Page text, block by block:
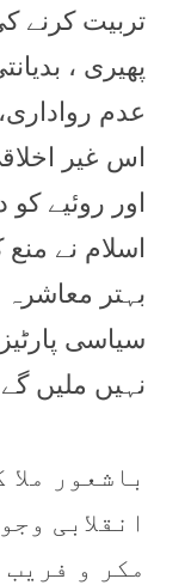
تربیت کرنے
پھیری ،
عدم
اس غیر
اور روئیے
اسلام نے
بہتر
سیاسی
نہیں ملیں
باشعور
انقلابی
مکر و فریب